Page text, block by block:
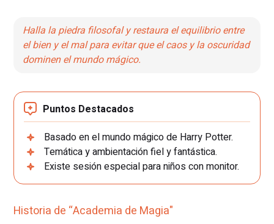
Halla la piedra filosofal y restaura el equilibrio entre
el bien y el mal para evitar que el caos y la oscuridad
dominen el mundo mágico.
Puntos Destacados
Basado en el mundo mágico de Harry Potter.
Temática y ambientación fiel y fantástica.
Existe sesión especial para niños con monitor.
Historia de “Academia de Magia"